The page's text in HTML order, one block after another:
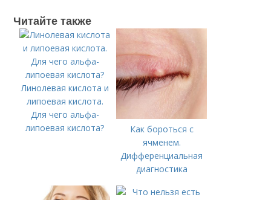
Читайте также
Линолевая кислота и
липоевая кислота.
Для чего альфа-
липоевая кислота?
Как бороться с
ячменем.
Дифференциальная
диагностика